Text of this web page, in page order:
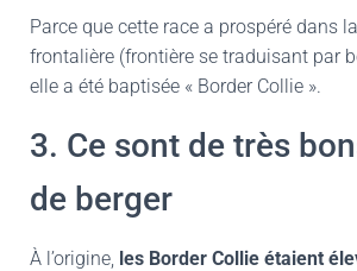
Parce que cette race a prospéré dans
frontalière (frontière se traduisant par
elle a été baptisée « Border Collie ».
3. Ce sont de très
de berger
À l’origine, les Border Collie étaient